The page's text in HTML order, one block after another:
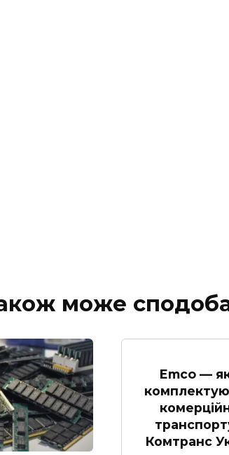
може
Emco —
Комтранс